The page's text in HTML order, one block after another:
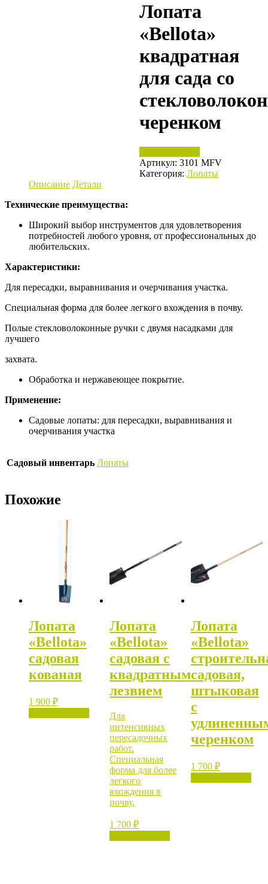
Лопата
«Bellota»
квадратная
для сада со
черенком
Артикул: 3101 MFV
Категория: Лопаты
Описание Детали
Технические преимущества:
Широкий выбор инструментов для удовлетворения
потребностей любого уровня, от профессиональных до
любительских.
Характеристики:
Для пересадки, выравнивания и очерчивания участка.
Специальная форма для более легкого вхождения в почву.
Полые стекловолоконные ручки с двумя насадками для
лучшего
захвата.
Обработка и нержавеющее покрытие.
Применение:
Садовые лопаты: для пересадки, выравнивания и
очерчивания участка
Садовый инвентарь Лопаты
Похожие
Лопата
«Bellota»
садовая
кованая
1 900 ₽
Лопата
«Bellota»
садовая с
квадратным
лезвием
Для
интенсивных
пересадочных
работ.
Специальная
форма для более
легкого
вхождения в
почву.
1 700₽
Лопата
«Bellota»
садовая,
штыковая
с
черенком
1 700 ₽